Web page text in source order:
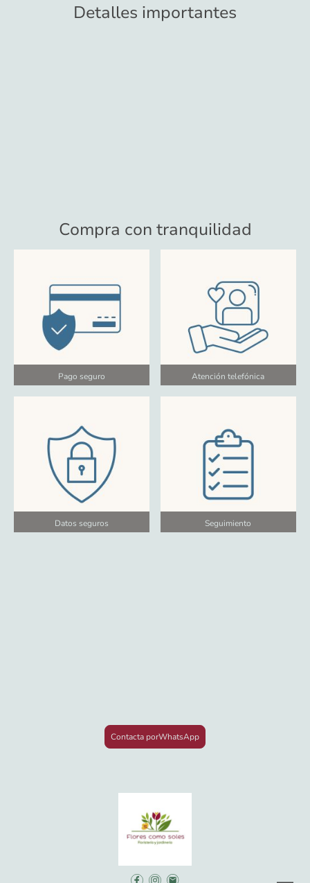
Detalles importantes
Compra con tranquilidad
Pago seguro Atención telefónica
Datos seguros Seguimiento
Contacta porWhatsApp